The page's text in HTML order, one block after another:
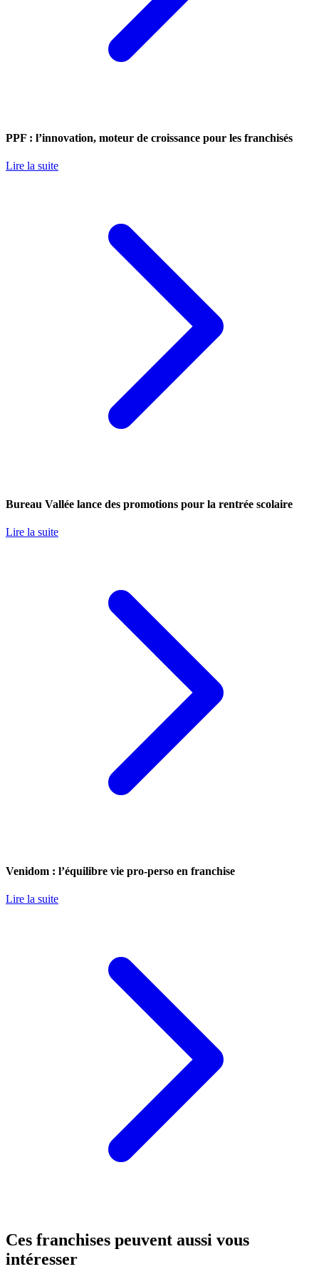
PPF : l’innovation, moteur de croissance pour les franchisés
Lire la suite
Bureau Vallée lance des promotions pour la rentrée scolaire
Lire la suite
Venidom : l’équilibre vie pro-perso en franchise
Lire la suite
Ces franchises peuvent aussi vous
intéresser